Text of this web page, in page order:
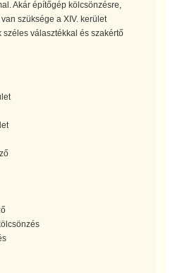
Akár építőgép kölcsönzésre,
szüksége a XIV. kerület
választékkal és szakértő